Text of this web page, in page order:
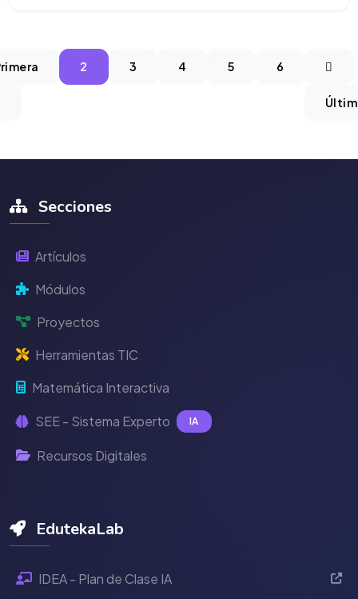
2 3 4 5 6
Secciones
Artículos
Módulos
Proyectos
Herramientas TIC
Matemática Interactiva
SEE - Sistema Experto IA
Recursos Digitales
EdutekaLab
IDEA - Plan de Clase IA